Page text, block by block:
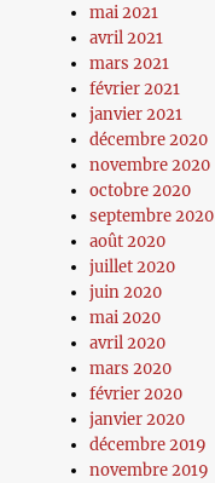
mai 2021
avril 2021
mars 2021
février 2021
janvier 2021
décembre 2020
novembre 2020
octobre 2020
septembre 2020
août 2020
juillet 2020
juin 2020
mai 2020
avril 2020
mars 2020
février 2020
janvier 2020
décembre 2019
novembre 2019